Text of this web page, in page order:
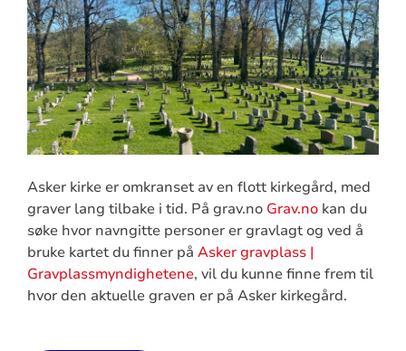
Asker kirke er omkranset av en flott kirkegård, med
graver lang tilbake i tid. På grav.no Grav.nokan du
søke hvor navngitte personer er gravlagt og ved å
bruke kartet du finner på Asker gravplass |
Gravplassmyndighetene, vil du kunne finne frem til
hvor den aktuelle graven er på Asker kirkegård.